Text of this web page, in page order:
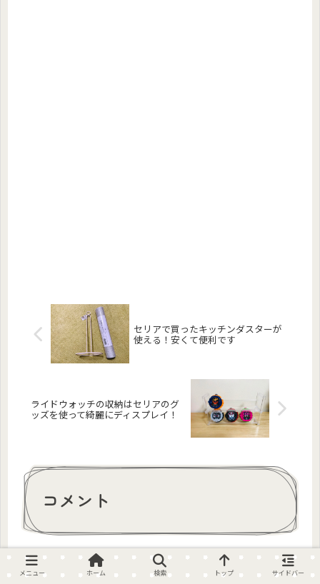
セリアで買ったキッチンダスターが
使える！安くて便利です
ライドウォッチの収納はセリアのグ
ッズを使って綺麗にディスプレイ！
コメント
コメントを書き込む
メニュー ホーム 検索 トップ サイドバー